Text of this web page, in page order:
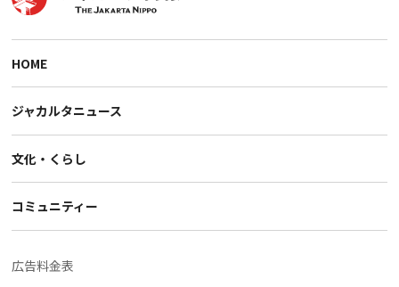
HOME
ジャカルタニュース
文化・くらし
コミュニティー
広告料金表